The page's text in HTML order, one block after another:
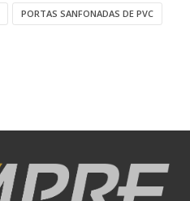
PORTAS SANFONADAS DE PVC